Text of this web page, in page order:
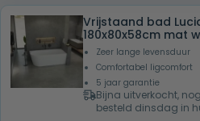
Vrijstaand bad
180x80x58cm mat
Zeer lange levensduur
Comfortabel ligcomfort
5 jaar garantie
Bijna uitverkocht,
besteld dinsdag in